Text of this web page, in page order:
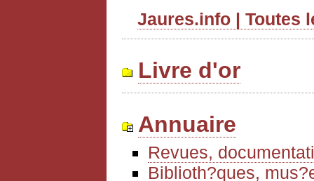
Jaures.info | Toutes
Livre d'or
Annuaire
Revues,
Biblioth?ques,